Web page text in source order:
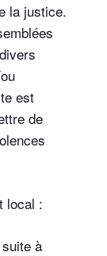
la justice.
est
de
local :
à